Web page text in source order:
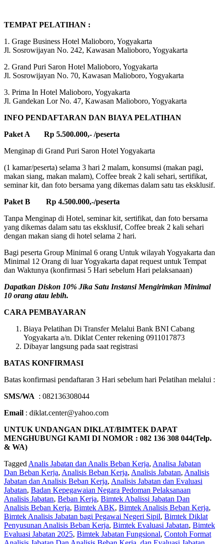
TEMPAT PELATIHAN :
1. Grage Business Hotel Malioboro, Yogyakarta
Jl. Sosrowijayan No. 242, Kawasan Malioboro, Yogyakarta
2. Grand Puri Saron Hotel Malioboro, Yogyakarta
Jl. Sosrowijayan No. 70, Kawasan Malioboro, Yogyakarta
3. Prima In Hotel Malioboro, Yogyakarta
Jl. Gandekan Lor No. 47, Kawasan Malioboro, Yogyakarta
INFO PENDAFTARAN DAN BIAYA PELATIHAN
Paket A Rp 5.500.000,- /peserta
Menginap di Grand Puri Saron Hotel Yogyakarta
(1 kamar/peserta) selama 3 hari 2 malam, konsumsi (makan pagi,
makan siang, makan malam), Coffee break 2 kali sehari, sertifikat,
seminar kit, dan foto bersama yang dikemas dalam satu tas eksklusif.
Paket B Rp 4.500.000,-/peserta
Tanpa Menginap di Hotel, seminar kit, sertifikat, dan foto bersama
yang dikemas dalam satu tas eksklusif, Coffee break 2 kali sehari
dengan makan siang di hotel selama 2 hari.
Bagi peserta Group Minimal 6 orang Untuk wilayah Yogyakarta dan
Minimal 12 Orang di luar Yogyakarta dapat request untuk Tempat
dan Waktunya (konfirmasi 5 Hari sebelum Hari pelaksanaan)
Dapatkan Diskon 10% Jika Satu Instansi Mengirimkan Minimal
10 orang atau lebih.
CARA PEMBAYARAN
Biaya Pelatihan Di Transfer Melalui Bank BNI Cabang
Yogyakarta a/n. Diklat Center rekening 0911017873
Dibayar langsung pada saat registrasi
BATAS KONFIRMASI
Batas konfirmasi pendaftaran 3 Hari sebelum hari Pelatihan melalui :
SMS/WA : 082136308044
Email : diklat.center@yahoo.com
UNTUK UNDANGAN DIKLAT/BIMTEK DAPAT
MENGHUBUNGI KAMI DI NOMOR : 082 136 308 044(Telp.
& WA)
Tagged Analis Jabatan dan Analis Beban Kerja, Analisa Jabatan
Dan Beban Kerja, Analisis Beban Kerja, Analisis Jabatan, Analisis
Jabatan dan Analisis Beban Kerja, Analisis Jabatan dan Evaluasi
Jabatan, Badan Kepegawaian Negara Pedoman Pelaksanaan
Analisis Jabatan, Beban Kerja, Bimtek Abalissi Jabatan Dan
Analisis Beban Kerja, Bimtek ABK, Bimtek Analisis Beban Kerja,
Bimtek Analisis Jabatan bagi Pegawai Negeri Sipil, Bimtek Diklat
Penyusunan Analisis Beban Kerja, Bimtek Evaluasi Jabatan, Bimtek
Evaluasi Jabatan 2025, Bimtek Jabatan Fungsional, Contoh Format